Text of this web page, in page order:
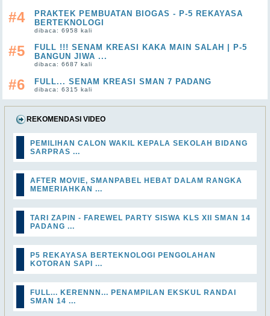
#4
PRAKTEK PEMBUATAN BIOGAS - P-5 REKAYASA
BERTEKNOLOGI
dibaca: 6958 kali
#5
FULL !!! SENAM KREASI KAKA MAIN SALAH | P-5
BANGUN JIWA ...
dibaca: 6687 kali
#6 FULL... SENAM KREASI SMAN 7 PADANG
dibaca: 6315 kali
REKOMENDASI VIDEO
PEMILIHAN CALON WAKIL KEPALA SEKOLAH BIDANG
SARPRAS ...
AFTER MOVIE, SMANPABEL HEBAT DALAM RANGKA
MEMERIAHKAN ...
TARI ZAPIN - FAREWEL PARTY SISWA KLS XII SMAN 14
PADANG ...
P5 REKAYASA BERTEKNOLOGI PENGOLAHAN
KOTORAN SAPI ...
FULL... KERENNN... PENAMPILAN EKSKUL RANDAI
SMAN 14 ...